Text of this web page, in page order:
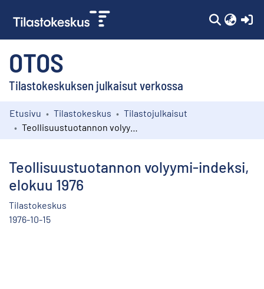
OTOS
Tilastokeskuksen julkaisut verkossa
Kokoelmat
Etusivu Tilastokeskus
Tilastojulkaisut
Teollisuustuotannon volyymi-indeksi,
elokuu 1976
Tilastokeskus
1976-10-15